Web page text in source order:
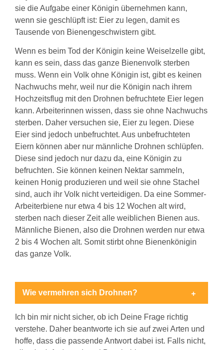
sie die Aufgabe einer Königin übernehmen kann,
wenn sie geschlüpft ist: Eier zu legen, damit es
Tausende von Bienengeschwistern gibt.
Wenn es beim Tod der Königin keine Weiselzelle gibt,
kann es sein, dass das ganze Bienenvolk sterben
muss. Wenn ein Volk ohne Königin ist, gibt es keinen
Nachwuchs mehr, weil nur die Königin nach ihrem
Hochzeitsflug mit den Drohnen befruchtete Eier legen
kann. Arbeiterinnen wissen, dass sie ohne Nachwuchs
sterben. Daher versuchen sie, Eier zu legen. Diese
Eier sind jedoch unbefruchtet. Aus unbefruchteten
Eiern können aber nur männliche Drohnen schlüpfen.
Diese sind jedoch nur dazu da, eine Königin zu
befruchten. Sie können keinen Nektar sammeln,
keinen Honig produzieren und weil sie ohne Stachel
sind, auch ihr Volk nicht verteidigen. Da eine Sommer-
Arbeiterbiene nur etwa 4 bis 12 Wochen alt wird,
sterben nach dieser Zeit alle weiblichen Bienen aus.
Männliche Bienen, also die Drohnen werden nur etwa
2 bis 4 Wochen alt. Somit stirbt ohne Bienenkönigin
das ganze Volk.
Wie vermehren sich Drohnen?
Ich bin mir nicht sicher, ob ich Deine Frage richtig
verstehe. Daher beantworte ich sie auf zwei Arten und
hoffe, dass die passende Antwort dabei ist. Falls nicht,